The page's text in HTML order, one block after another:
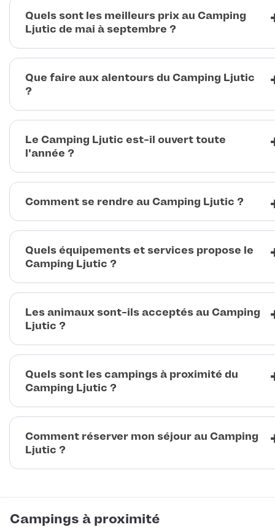
Quels sont les meilleurs prix au Camping
Ljutic de mai à septembre ?
Que faire aux alentours du Camping Ljutic
?
Le Camping Ljutic est-il ouvert toute
l'année ?
Comment se rendre au Camping Ljutic ?
Quels équipements et services propose le
Camping Ljutic ?
Les animaux sont-ils acceptés au Camping
Ljutic ?
Quels sont les campings à proximité du
Camping Ljutic ?
Comment réserver mon séjour au Camping
Ljutic ?
Campings à proximité